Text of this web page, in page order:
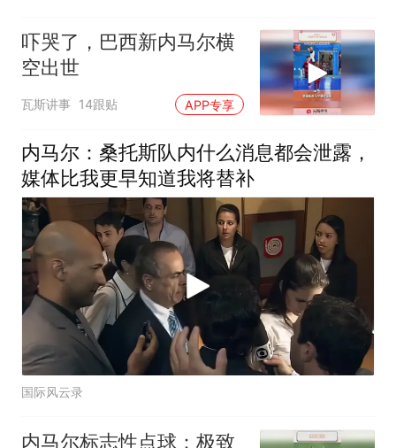
吓哭了，巴西新内马尔横
空出世
瓦斯讲事 14跟贴 APP专享
内马尔：桑托斯队内什么消息都会泄露，
媒体比我更早知道我将替补
国际风云录
内马尔标志性点球：极致